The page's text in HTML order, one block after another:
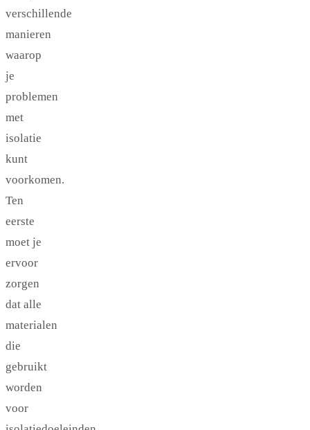
verschillende
manieren
waarop
je
problemen
met
isolatie
kunt
voorkomen.
Ten
eerste
moet je
ervoor
zorgen
dat alle
materialen
die
gebruikt
worden
voor